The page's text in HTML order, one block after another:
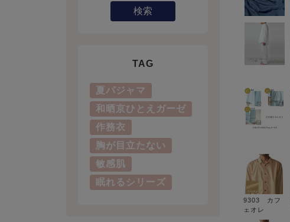
検索
TAG
夏パジャマ
和晒京ひとえガーゼ
作務衣
胸が目立たない
敏感肌
眠れるシリーズ
9303 カフ
ェオレ